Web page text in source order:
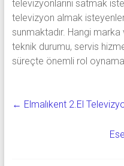
televizyonlarını satmak
televizyon almak
sunmaktadır. Hangi marka
teknik durumu, servis
süreçte önemli rol
← Elmalıkent 2.El